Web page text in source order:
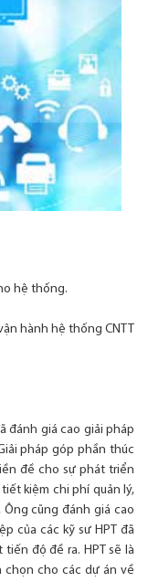
hệ thống.
hành hệ thống CNTT
đánh giá cao giải pháp
pháp góp phần thúc
đề cho sự phát triển
kiệm chi phí quản lý,
cũng đánh giá cao
của các kỹ sư HPT đã
độ đề ra. HPT sẽ là
chọn cho các dự án về